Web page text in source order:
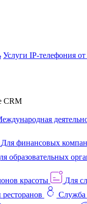
Услуги IP-телефония
CRM
Для финансовых
образовательных
красоты Для
Служба